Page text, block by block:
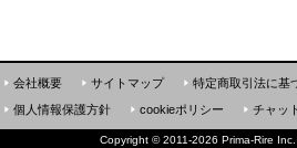
会社概要 サイトマップ 特定商取引法に基
個人情報保護方針
cookieポリシー チャッ
Copyright ©2011-2026 Prima-Rire